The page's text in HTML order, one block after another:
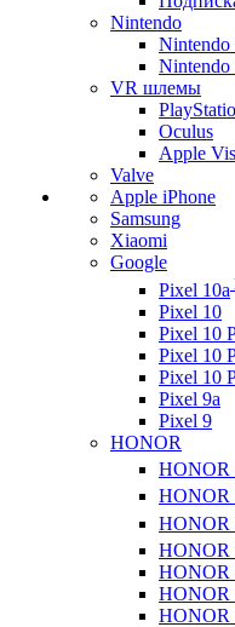
Nintendo
Nintendo
Nintendo
VR шлемы
Oculus
Apple
Valve
Apple iPhone
Samsung
Xiaomi
Google
Pixel 10a
Pixel 10
Pixel 10
Pixel 10
Pixel 10
Pixel 9a
Pixel 9
HONOR
HONOR
HONOR
HONOR
HONOR
HONOR
HONOR
HONOR